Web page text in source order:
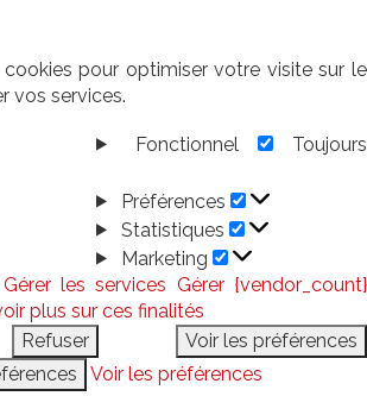
pour optimiser votre visite sur le
vos services.
Fonctionnel
Toujours
Préférences
Statistiques
Marketing
Gérer les services Gérer {vendor_count}
plus sur ces finalités
Refuser
Voir les préférences
Voir les préférences